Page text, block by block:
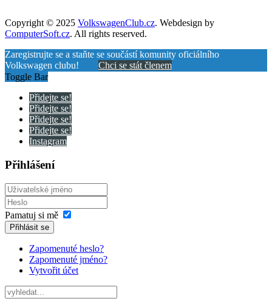
Copyright © 2025 VolkswagenClub.cz. Webdesign by
ComputerSoft.cz. All rights reserved.
Zaregistrujte se a staňte se součástí komunity oficiálního
Volkswagen clubu! Chci se stát členem
Toggle Bar
Přidejte se!
Přidejte se!
Přidejte se!
Přidejte se!
Instagram
Přihlášení
Pamatuj si mě
Přihlásit se
Zapomenuté heslo?
Zapomenuté jméno?
Vytvořit účet